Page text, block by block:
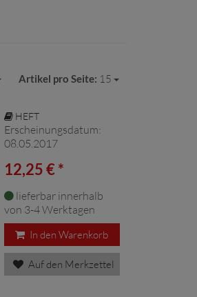
Artikel pro Seite: 15
HEFT
Erscheinungsdatum:
08.05.2017
12,25 € *
lieferbar innerhalb
von 3-4 Werktagen
In den Warenkorb
Auf den Merkzettel